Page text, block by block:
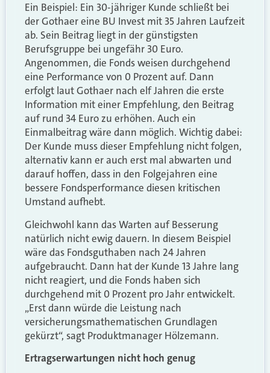
Ein Beispiel: Ein 30-jähriger Kunde schließt bei
der Gothaer eine BU Invest mit 35 Jahren Laufzeit
ab. Sein Beitrag liegt in der günstigsten
Berufsgruppe bei ungefähr 30 Euro.
Angenommen, die Fonds weisen durchgehend
eine Performance von 0 Prozent auf. Dann
erfolgt laut Gothaer nach elf Jahren die erste
Information mit einer Empfehlung, den Beitrag
auf rund 34 Euro zu erhöhen. Auch ein
Einmalbeitrag wäre dann möglich. Wichtig dabei:
Der Kunde muss dieser Empfehlung nicht folgen,
alternativ kann er auch erst mal abwarten und
darauf hoffen, dass in den Folgejahren eine
bessere Fondsperformance diesen kritischen
Umstand aufhebt.
Gleichwohl kann das Warten auf Besserung
natürlich nicht ewig dauern. In diesem Beispiel
wäre das Fondsguthaben nach 24 Jahren
aufgebraucht. Dann hat der Kunde 13 Jahre lang
nicht reagiert, und die Fonds haben sich
durchgehend mit 0 Prozent pro Jahr entwickelt.
„Erst dann würde die Leistung nach
versicherungsmathematischen Grundlagen
gekürzt“, sagt Produktmanager Hölzemann.
Ertragserwartungen nicht hoch genug